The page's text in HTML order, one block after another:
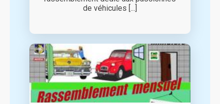
de véhicules [...]